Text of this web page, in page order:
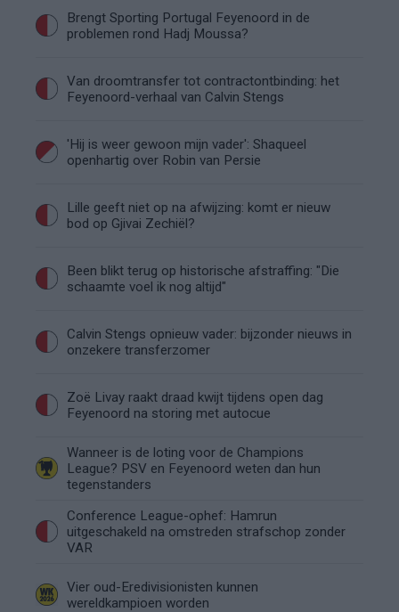
Brengt Sporting Portugal Feyenoord in de
problemen rond Hadj Moussa?
Van droomtransfer tot contractontbinding: het
Feyenoord-verhaal van Calvin Stengs
'Hij is weer gewoon mijn vader': Shaqueel
openhartig over Robin van Persie
Lille geeft niet op na afwijzing: komt er nieuw
bod op Gjivai Zechiël?
Been blikt terug op historische afstraffing: "Die
schaamte voel ik nog altijd"
Calvin Stengs opnieuw vader: bijzonder nieuws in
onzekere transferzomer
Zoë Livay raakt draad kwijt tijdens open dag
Feyenoord na storing met autocue
Wanneer is de loting voor de Champions
League? PSV en Feyenoord weten dan hun
tegenstanders
Conference League-ophef: Hamrun
uitgeschakeld na omstreden strafschop zonder
VAR
Vier oud-Eredivisionisten kunnen
wereldkampioen worden